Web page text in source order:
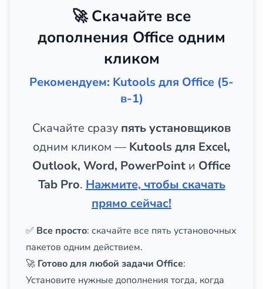
🚀 Скачайте все
дополнения Office одним
кликом
Рекомендуем: Kutools для Office (5-
в-1)
Скачайте сразу пять установщиков
одним кликом — Kutools для Excel,
Outlook, Word, PowerPoint и Office
Tab Pro. Нажмите, чтобы скачать
прямо сейчас!
✅ Все просто: скачайте все пять установочных
пакетов одним действием.
🚀 Готово для любой задачи Office:
Установите нужные дополнения тогда, когда